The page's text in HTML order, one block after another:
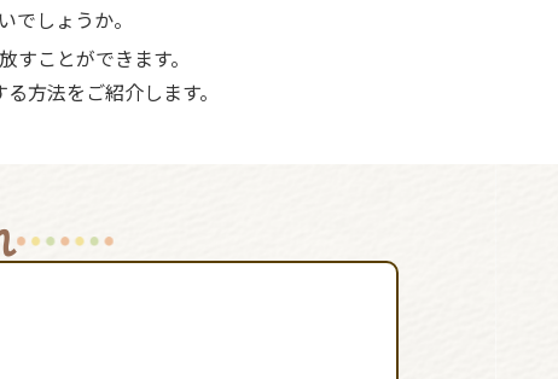
しょうか。
ことができます。
方法をご紹介します。